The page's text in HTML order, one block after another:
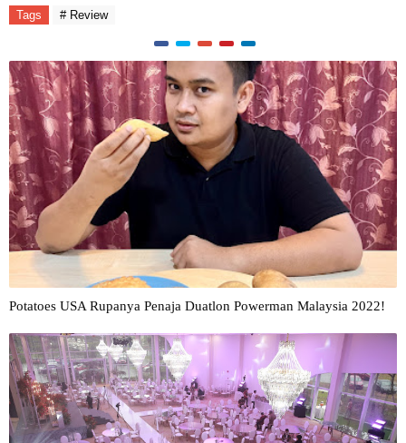
Tags # Review
Potatoes USA Rupanya Penaja Duatlon Powerman Malaysia 2022!